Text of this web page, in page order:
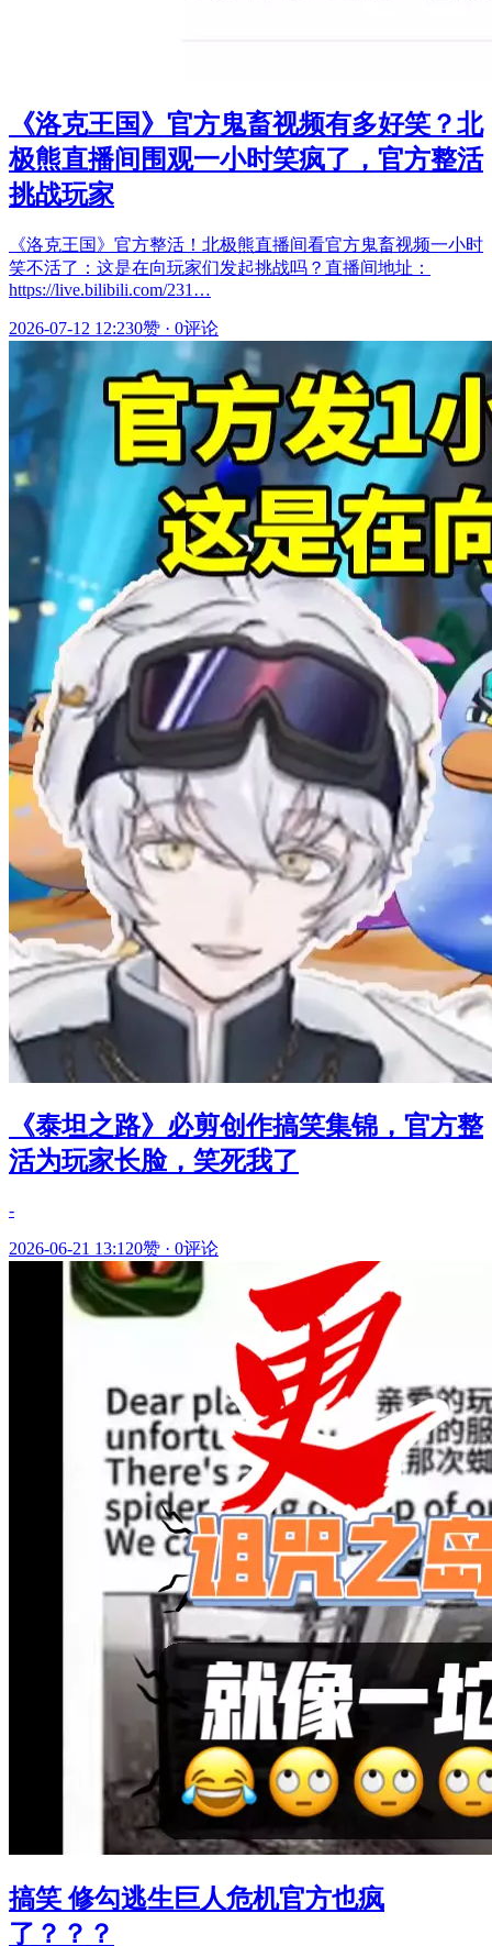
《洛克王国》官方鬼畜视频有多好笑？北
极熊直播间围观一小时笑疯了，官方整活
挑战玩家
《洛克王国》官方整活！北极熊直播间看官方鬼畜视频一小时
笑不活了：这是在向玩家们发起挑战吗？直播间地址：
https://live.bilibili.com/231…
2026-07-12 12:230赞 · 0评论
《泰坦之路》必剪创作搞笑集锦，官方整
活为玩家长脸，笑死我了
-
2026-06-21 13:120赞 · 0评论
搞笑 修勾逃生巨人危机官方也疯
了？？？